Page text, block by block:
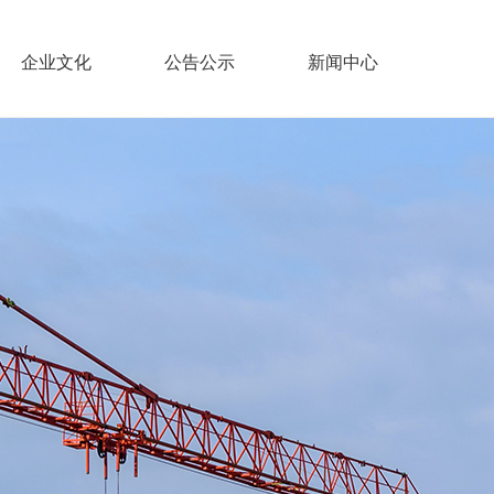
企业文化 公告公示 新闻中心